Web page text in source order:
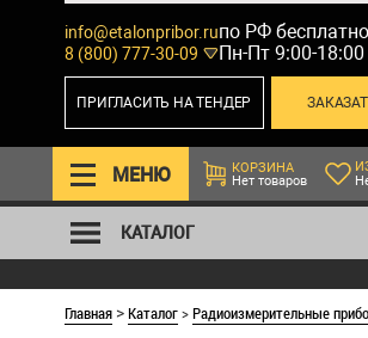
info@etalonpribor.ru
8 (800) 777-30-09
по РФ бесплатно
Пн-Пт 9:00-18:00
ПРИГЛАСИТЬ НА ТЕНДЕР
МЕНЮ
КОРЗИНА
Нет товаров
КАТАЛОГ
Главная >Каталог>Радиоизмерительные